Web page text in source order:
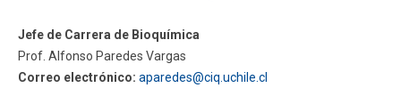
Jefe de Carrera de Bioquímica
Prof. Alfonso Paredes Vargas
Correo electrónico: aparedes@ciq.uchile.cl